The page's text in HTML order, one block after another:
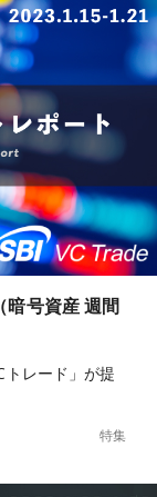
暗号資産 週間
トレード」が提
特集